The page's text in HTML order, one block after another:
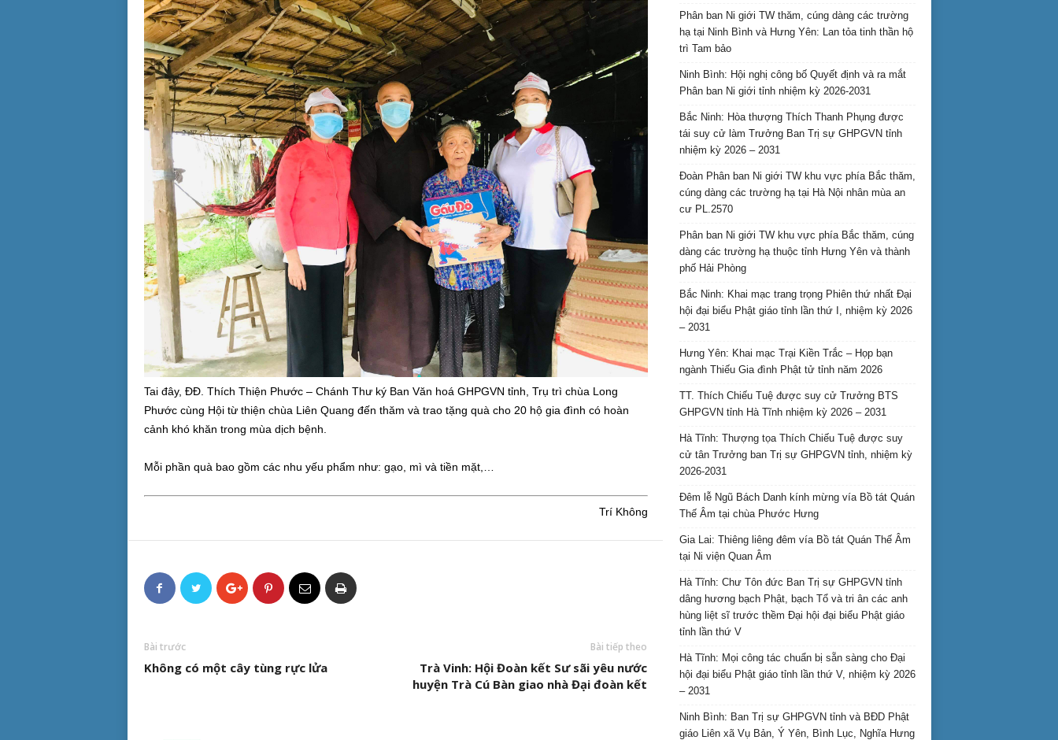
Tai đây, ĐĐ. Thích Thiện Phước – Chánh Thư ký Ban Văn hoá GHPGVN tỉnh, Trụ trì chùa Long
Phước cùng Hội từ thiện chùa Liên Quang đến thăm và trao tặng quà cho 20 hộ gia đình có hoàn
cảnh khó khăn trong mùa dịch bệnh.
Mỗi phần quà bao gồm các nhu yếu phẩm như: gạo, mì và tiền mặt,…
Trí Không
Bài trước
Không có một cây tùng rực lửa
Bài tiếp theo
Trà Vinh: Hội Đoàn kết Sư sãi yêu nước
huyện Trà Cú Bàn giao nhà Đại đoàn kết
Phân ban Ni giới TW thăm, cúng dàng các trường
hạ tại Ninh Bình và Hưng Yên: Lan tỏa tinh thần hộ
trì Tam bảo
Ninh Bình: Hội nghị công bố Quyết định và ra mắt
Phân ban Ni giới tỉnh nhiệm kỳ 2026-2031
Bắc Ninh: Hòa thượng Thích Thanh Phụng được
tái suy cử làm Trưởng Ban Trị sự GHPGVN tỉnh
nhiệm kỳ 2026 – 2031
Đoàn Phân ban Ni giới TW khu vực phía Bắc thăm,
cúng dàng các trường hạ tại Hà Nội nhân mùa an
cư PL.2570
Phân ban Ni giới TW khu vực phía Bắc thăm, cúng
dàng các trường hạ thuộc tỉnh Hưng Yên và thành
phố Hải Phòng
Bắc Ninh: Khai mạc trang trọng Phiên thứ nhất Đại
hội đại biểu Phật giáo tỉnh lần thứ I, nhiệm kỳ 2026
– 2031
Hưng Yên: Khai mạc Trại Kiền Trắc – Họp bạn
ngành Thiếu Gia đình Phật tử tỉnh năm 2026
TT. Thích Chiếu Tuệ được suy cử Trưởng BTS
GHPGVN tỉnh Hà Tĩnh nhiệm kỳ 2026 – 2031
Hà Tĩnh: Thượng tọa Thích Chiếu Tuệ được suy
cử tân Trưởng ban Trị sự GHPGVN tỉnh, nhiệm kỳ
2026-2031
Đêm lễ Ngũ Bách Danh kính mừng vía Bồ tát Quán
Thế Âm tại chùa Phước Hưng
Gia Lai: Thiêng liêng đêm vía Bồ tát Quán Thế Âm
tại Ni viện Quan Âm
Hà Tĩnh: Chư Tôn đức Ban Trị sự GHPGVN tỉnh
dâng hương bạch Phật, bạch Tổ và tri ân các anh
hùng liệt sĩ trước thềm Đại hội đại biểu Phật giáo
tỉnh lần thứ V
Hà Tĩnh: Mọi công tác chuẩn bị sẵn sàng cho Đại
hội đại biểu Phật giáo tỉnh lần thứ V, nhiệm kỳ 2026
– 2031
Ninh Bình: Ban Trị sự GHPGVN tỉnh và BĐD Phật
giáo Liên xã Vụ Bản, Ý Yên, Bình Lục, Nghĩa Hưng